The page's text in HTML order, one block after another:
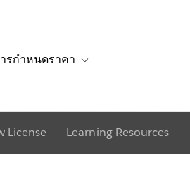
รกำหนดราคาPrep
See it in action
License Learning Resources